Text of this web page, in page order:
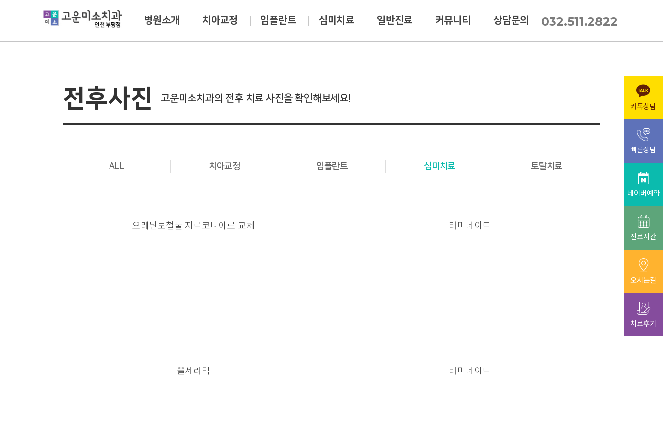
카톡상담
빠른상담
네이버예약
진료시간
오시는길
치료후기
병원소개 치아교정 임플란트 심미치료 일반진료 커뮤니티 상담문의 032.511.2822
전후사진 고운미소치과의 전후 치료 사진을 확인해보세요!
ALL 치아교정 임플란트 심미치료 토탈치료
오래된보철물 지르코니아로 교체 라미네이트
올세라믹 라미네이트